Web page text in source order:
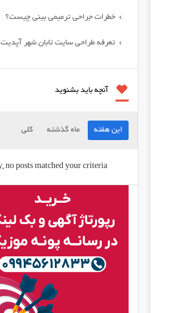
خطرات جراحی ترمیمی بینی چیست؟
تعرفه طراحی سایت تابان شهر
آنچه باید بشنوید
این هفته ماه گذشته کلی
no posts matched your criteria.